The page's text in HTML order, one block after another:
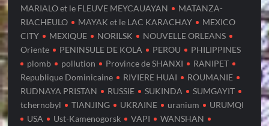
MARIALO et le FLEUVE MEYCAUAYAN
MATANZA-
RIACHEULO
MAYAK et le LAC KARACHAY
MEXICO
CITY
MEXIQUE NORILSK
NOUVELLE ORLEANS
Oriente
PENINSULE DE KOLA PEROU
PHILIPPINES
plomb
pollution Province de SHANXI
RANIPET
Republique Dominicaine
RIVIERE HUAI
ROUMANIE
RUDNAYA PRISTAN
RUSSIE SUKINDA
SUMGAYIT
tchernobyl
TIANJING UKRAINE uranium
URUMQI
USA
Ust-Kamenogorsk VAPI
WANSHAN